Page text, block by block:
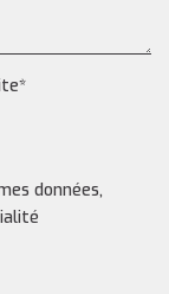
données,